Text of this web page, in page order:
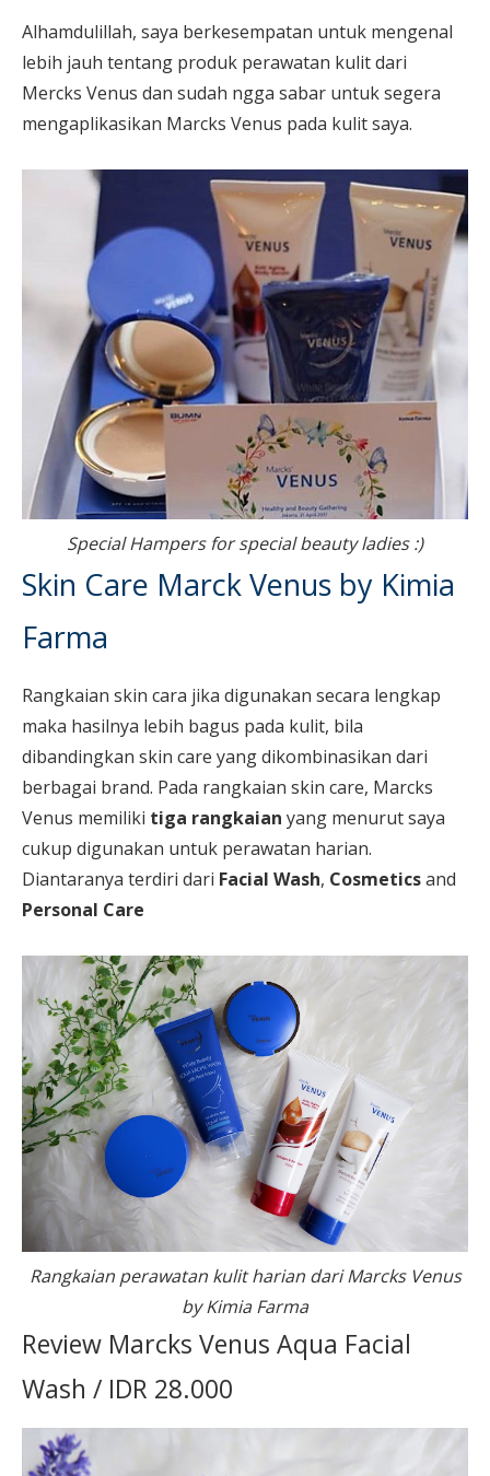
Alhamdulillah, saya berkesempatan untuk mengenal
lebih jauh tentang produk perawatan kulit dari
Mercks Venus dan sudah ngga sabar untuk segera
mengaplikasikan Marcks Venus pada kulit saya.
Special Hampers for special beauty ladies :)
Skin Care Marck Venus by Kimia
Farma
Rangkaian skin cara jika digunakan secara lengkap
maka hasilnya lebih bagus pada kulit, bila
dibandingkan skin care yang dikombinasikan dari
berbagai brand. Pada rangkaian skin care, Marcks
Venus memiliki tiga rangkaian yang menurut saya
cukup digunakan untuk perawatan harian.
Diantaranya terdiri dari Facial Wash, Cosmeticsand
Personal Care
Rangkaian perawatan kulit harian dari Marcks Venus
by Kimia Farma
Review Marcks Venus Aqua Facial
Wash / IDR 28.000